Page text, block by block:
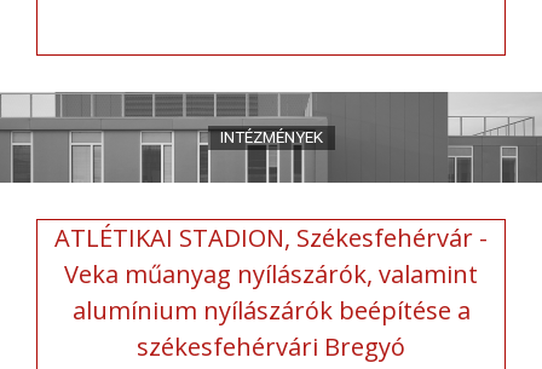
ATLÉTIKAI STADION, Székesfehérvár -
Veka műanyag nyílászárók, valamint
alumínium nyílászárók beépítése a
székesfehérvári Bregyó